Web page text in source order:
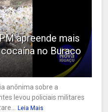
apreende mais
no Buraco
anônima sobre a
levou policiais militares
Leia Mais